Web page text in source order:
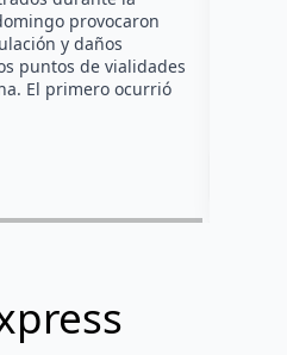
provocaron
y daños
puntos de vialidades
El primero ocurrió